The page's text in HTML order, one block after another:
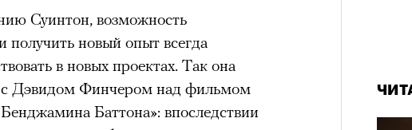
Суинтон, возможность
получить новый опыт всегда
в новых проектах. Так она
с Дэвидом Финчером над фильмом
Баттона»: впоследствии
проникает в его ужасные сны, в которых
в Европу.
составляющей фильма его
добросердечный призыв («Только вы
50-летие, и ее можно поздравить
Пулен вернуться на Монмартр начала
(2001) сделала актрису
французского обаяния. Ее героиня